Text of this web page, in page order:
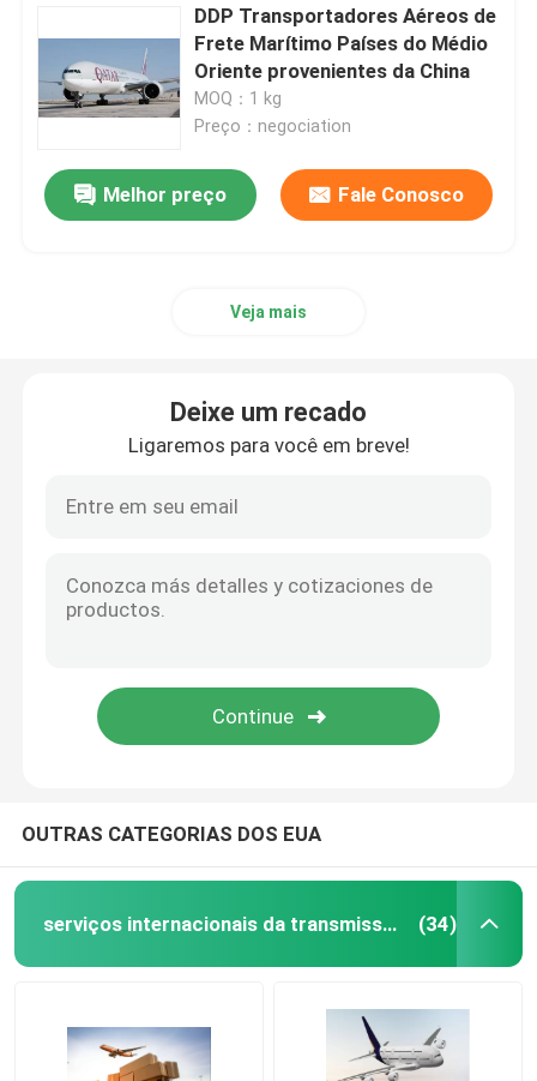
Serviço de frete aéreo da China
Serviços de transporte marítimo de mercadorias da
Navio do Médio Oriente
Frete rodoviário da China
Serviço Internacional de Embalagem
Serviços de armazenagem internacional
DDP Transportadores Aéreos de
Frete Marítimo Países do Médio
Oriente provenientes da China
MOQ：1 kg
Preço：negociation
Melhor preço Fale Conosco
Veja mais
Deixe um recado
Ligaremos para você em breve!
OUTRAS CATEGORIAS DOS EUA
serviços internacionais da transmissão do frete (34)